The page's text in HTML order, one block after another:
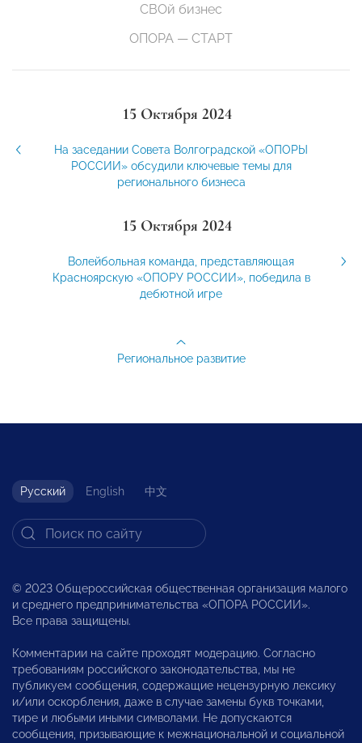
СВОй бизнес
ОПОРА — СТАРТ
15 Октября 2024
На заседании Совета Волгоградской «ОПОРЫ
РОССИИ» обсудили ключевые темы для
регионального бизнеса
15 Октября 2024
Волейбольная команда, представляющая
Красноярскую «ОПОРУ РОССИИ», победила в
дебютной игре
Региональное развитие
Русский English 中文
© 2023 Общероссийская общественная организация малого
и среднего предпринимательства «ОПОРА РОССИИ».
Все права защищены.
Комментарии на сайте проходят модерацию. Согласно
требованиям российского законодательства, мы не
публикуем сообщения, содержащие нецензурную лексику
и/или оскорбления, даже в случае замены букв точками,
тире и любыми иными символами. Не допускаются
сообщения, призывающие к межнациональной и социальной